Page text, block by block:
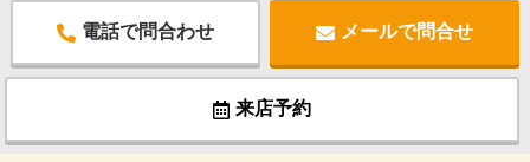
電話で問合わせ メールで問合せ
来店予約